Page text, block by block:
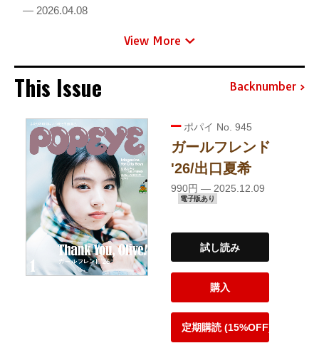
— 2026.04.08
View More
This Issue Backnumber
ポパイ No. 945
ガールフレンド
'26/出口夏希
990円 — 2025.12.09
電子版あり
試し読み
購入
定期購読 (15%OFF)